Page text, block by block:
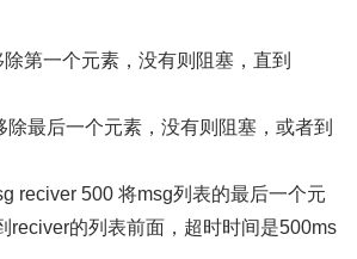
第一个元素，没有则阻塞，直到
除最后一个元素，没有则阻塞，或者到
reciver 500 将msg列表的最后一个元
reciver的列表前面，超时时间是500ms